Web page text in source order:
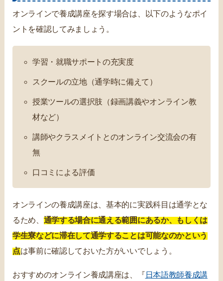
オンラインで養成講座を探す場合は、以下のようなポイ
ントを確認してみましょう。
学習・就職サポートの充実度
スクールの立地（通学時に備えて）
授業ツールの選択肢（録画講義やオンライン教
材など）
講師やクラスメイトとのオンライン交流会の有
無
口コミによる評価
オンラインの養成講座は、基本的に実践科目は通学とな
るため、 通学する場合に通える範囲にあるか、もしくは
学生寮などに滞在して通学することは可能なのかという
点は事前に確認しておいた方がいいでしょう。
おすすめのオンライン養成講座は、『 日本語教師養成講